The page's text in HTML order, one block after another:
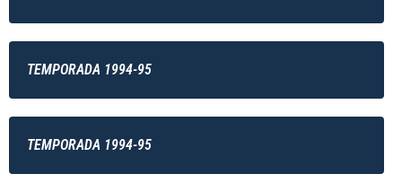
TEMPORADA 1994-95
TEMPORADA 1994-95